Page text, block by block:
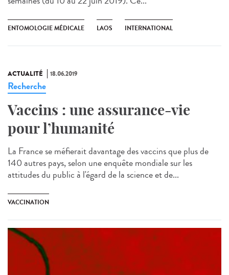
ENTOMOLOGIE MÉDICALE LAOS INTERNATIONAL
ACTUALITÉ 18.06.2019
Recherche
Vaccins : une assurance-vie
pour l’humanité
La France se méfierait davantage des vaccins que plus de
140 autres pays, selon une enquête mondiale sur les
attitudes du public à l'égard de la science et de...
VACCINATION